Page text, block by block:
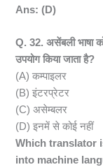
Ans: (D)
Q. 32. असेंबली भाषा
उपयोग किया जाता है?
(A) कम्पाइलर
(B) इंटरप्रेटर
(C) असेम्बलर
(D) इनमें से कोई नहीं
Which translator
into machine